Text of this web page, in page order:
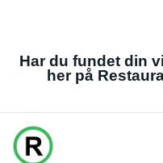
Har du fundet din
her på